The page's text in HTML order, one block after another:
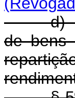
d) -
de bens